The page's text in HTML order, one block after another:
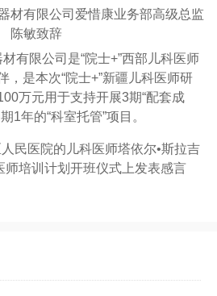
材有限公司爱惜康业务部高级总监
陈敏致辞
有限公司是“院士+”西部儿科医师
，是本次“院士+”新疆儿科医师研
万元用于支持开展3期“配套成
1年的“科室托管”项目。
民医院的儿科医师塔依尔•斯拉吉
师培训计划开班仪式上发表感言